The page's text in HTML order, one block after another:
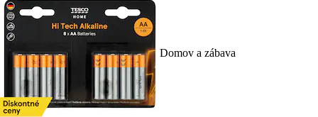
Domov a zábava